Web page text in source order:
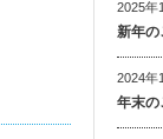
2025年
新年の
2024年
年末の